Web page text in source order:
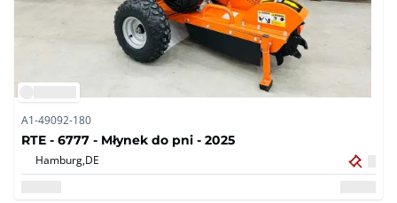
A1-49092-180
RTE - 6777 - Młynek do pni - 2025
Hamburg,DE